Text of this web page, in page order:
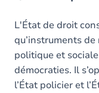
L'État de droit
qu’instruments
politique et
démocraties. Il
l’État policier et